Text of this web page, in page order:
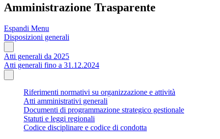
Amministrazione Trasparente
Espandi Menu
Disposizioni generali
Atti generali da 2025
Atti generali fino a 31.12.2024
Riferimenti normativi su organizzazione e attività
Atti amministrativi generali
Documenti di programmazione strategico gestionale
Statuti e leggi regionali
Codice disciplinare e codice di condotta